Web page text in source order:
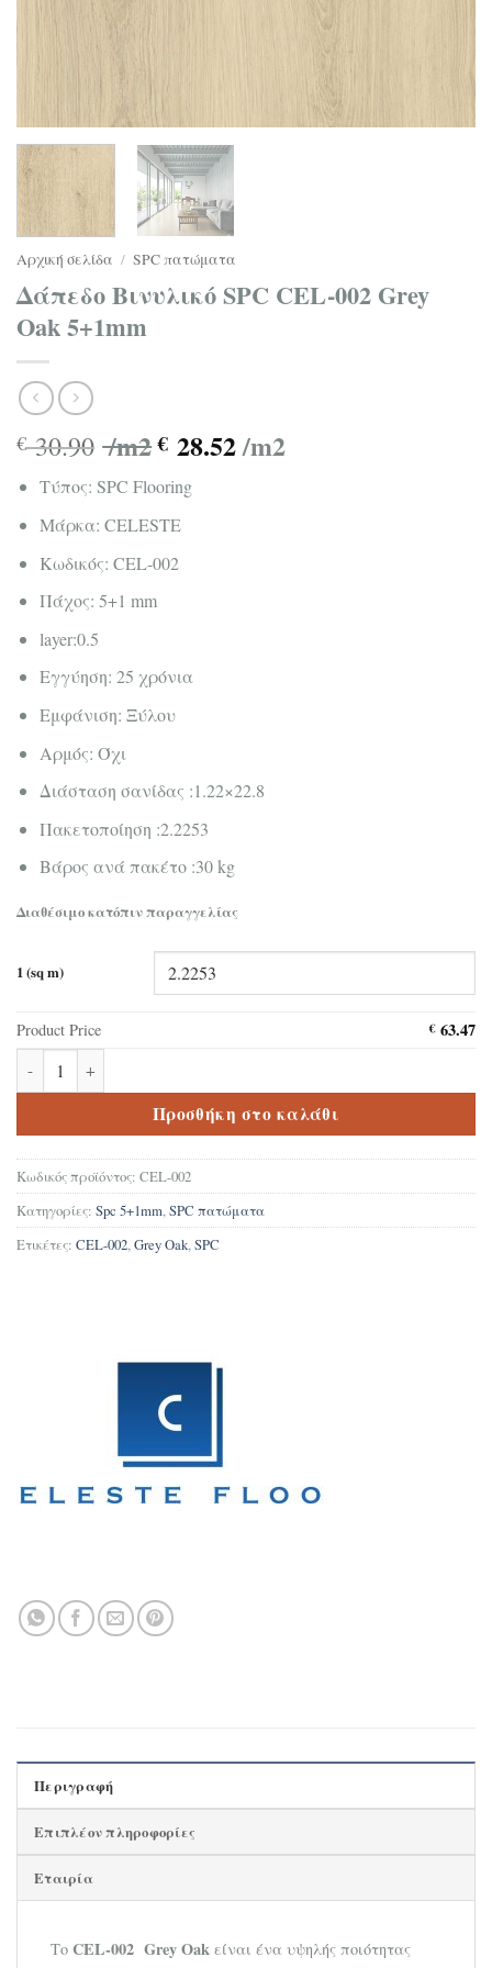
Αρχική σελίδα / SPC πατώματα
Δάπεδο Βινυλικό SPC CEL-002 Grey
Oak 5+1mm
€30.90 /m2 € 28.52/m2
Τύπος: SPC Flooring
Μάρκα: CELESTE
Κωδικός: CEL-002
Πάχος: 5+1 mm
layer:0.5
Εγγύηση: 25 χρόνια
Εμφάνιση: Ξύλου
Αρμός: Όχι
Διάσταση σανίδας :1.22×22.8
Πακετοποίηση :2.2253
Βάρος ανά πακέτο :30 kg
Διαθέσιμο κατόπιν παραγγελίας
1 (sq m)
Product Price €63.47
Δάπεδο Βινυλικό SPC CEL-002 Grey Oak 5+1mm ποσότητα
Προσθήκη στο καλάθι
Κωδικός προϊόντος: CEL-002
Κατηγορίες: Spc 5+1mm,SPC πατώματα
Ετικέτες: CEL-002,Grey Oak,SPC
Περιγραφή
Επιπλέον πληροφορίες
Εταιρία
Το CEL-002 Grey Oak είναι ένα υψηλής ποιότητας